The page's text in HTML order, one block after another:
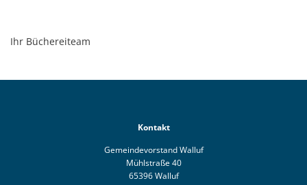
Ihr Büchereiteam
Kontakt
Gemeindevorstand Walluf
Mühlstraße 40
65396 Walluf